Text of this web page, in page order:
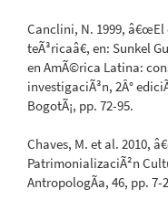
Canclini, N. 1999,
teÃ³ricaâ€, en: Sunkel
en AmÃ©rica Latina:
investigaciÃ³n, 2Â°
BogotÃ¡, pp. 72-95.
Chaves, M. et al. 2010,
PatrimonializaciÃ²n
AntropologÃ­a, 46, pp. 7-